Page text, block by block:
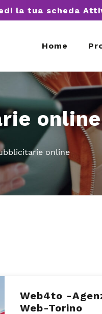
la tua scheda
Home
online
online
Web4to -
Web-Torino